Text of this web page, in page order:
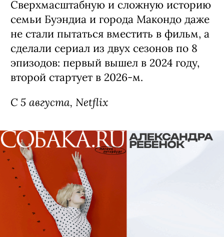
Сверхмасштабную и сложную историю
семьи Буэндиа и города Макондо даже
не стали пытаться вместить в фильм, а
сделали сериал из двух сезонов по 8
эпизодов: первый вышел в 2024 году,
второй стартует в 2026-м.
С 5 августа, Netflix